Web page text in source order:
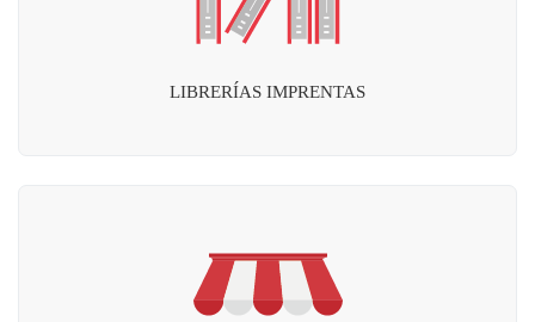
LIBRERÍAS IMPRENTAS